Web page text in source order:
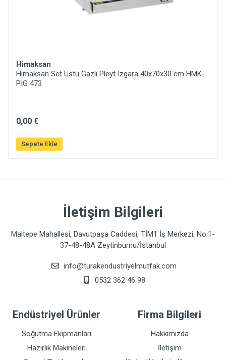
Himaksan
Himaksan Set Üstü Gazlı Pleyt Izgara 40x70x30 cm HMK-
PIG 473
0,00 €
Sepete Ekle
İletişim Bilgileri
Maltepe Mahallesi, Davutpaşa Caddesi, TİM1 İş Merkezi, No:1-
37-48-48A Zeytinburnu/İstanbul
info@turakendustriyelmutfak.com
0532 362 46 98
Endüstriyel Ürünler
Soğutma Ekipmanları
Hazırlık Makineleri
Firma Bilgileri
Hakkımızda
İletişim